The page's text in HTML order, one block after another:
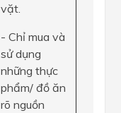
vặt.
- Chỉ mua và
sử dụng
những thực
phẩm/ đồ ăn
rõ nguồn